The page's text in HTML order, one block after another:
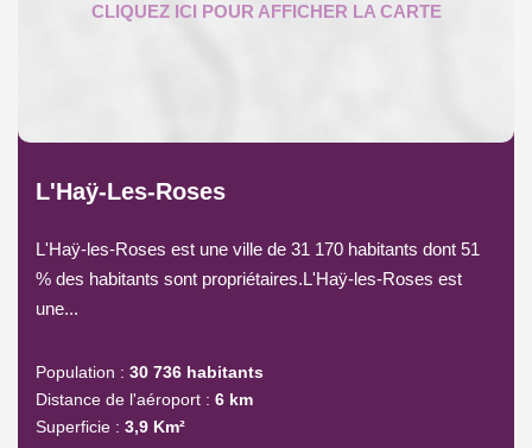
L'Haÿ-Les-Roses
L'Haÿ-les-Roses est une ville de 31 170 habitants dont 51
% des habitants sont propriétaires.L'Haÿ-les-Roses est
une...
Population : 30 736 habitants
Distance de l'aéroport : 6 km
Superficie : 3,9 Km²